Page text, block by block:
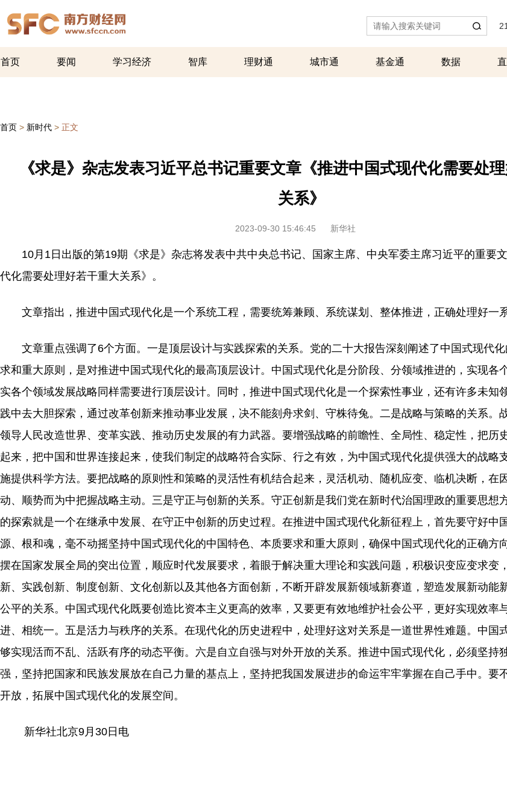
首页 要闻 学习经济 智库 理财通 城市通 基金通 数据
首页 > 新时代 > 正文
《求是》杂志发表习近平总书记重要文章《推进中国式现代化需要处
关系》
2023-09-30 15:46:45 新华社
10月1日出版的第19期《求是》杂志将发表中共中央总书记、国家主席、中央军委主席习近平的重要
代化需要处理好若干重大关系》。
文章指出，推进中国式现代化是一个系统工程，需要统筹兼顾、系统谋划、整体推进，正确处理好一系
文章重点强调了6个方面。一是顶层设计与实践探索的关系。党的二十大报告深刻阐述了中国式现代化
求和重大原则，是对推进中国式现代化的最高顶层设计。中国式现代化是分阶段、分领域推进的，实现各
实各个领域发展战略同样需要进行顶层设计。同时，推进中国式现代化是一个探索性事业，还有许多未知
践中去大胆探索，通过改革创新来推动事业发展，决不能刻舟求剑、守株待兔。二是战略与策略的关系。
领导人民改造世界、变革实践、推动历史发展的有力武器。要增强战略的前瞻性、全局性、稳定性，把历
起来，把中国和世界连接起来，使我们制定的战略符合实际、行之有效，为中国式现代化提供强大的战略
施提供科学方法。要把战略的原则性和策略的灵活性有机结合起来，灵活机动、随机应变、临机决断，在
动、顺势而为中把握战略主动。三是守正与创新的关系。守正创新是我们党在新时代治国理政的重要思想
的探索就是一个在继承中发展、在守正中创新的历史过程。在推进中国式现代化新征程上，首先要守好中
源、根和魂，毫不动摇坚持中国式现代化的中国特色、本质要求和重大原则，确保中国式现代化的正确方
摆在国家发展全局的突出位置，顺应时代发展要求，着眼于解决重大理论和实践问题，积极识变应变求变
新、实践创新、制度创新、文化创新以及其他各方面创新，不断开辟发展新领域新赛道，塑造发展新动能
公平的关系。中国式现代化既要创造比资本主义更高的效率，又要更有效地维护社会公平，更好实现效率
进、相统一。五是活力与秩序的关系。在现代化的历史进程中，处理好这对关系是一道世界性难题。中国
够实现活而不乱、活跃有序的动态平衡。六是自立自强与对外开放的关系。推进中国式现代化，必须坚持
强，坚持把国家和民族发展放在自己力量的基点上，坚持把我国发展进步的命运牢牢掌握在自己手中。要
开放，拓展中国式现代化的发展空间。
新华社北京9月30日电